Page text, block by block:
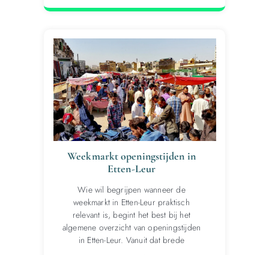
Weekmarkt openingstijden in
Etten-Leur
Wie wil begrijpen wanneer de
weekmarkt in Etten-Leur praktisch
relevant is, begint het best bij het
algemene overzicht van openingstijden
in Etten-Leur. Vanuit dat brede